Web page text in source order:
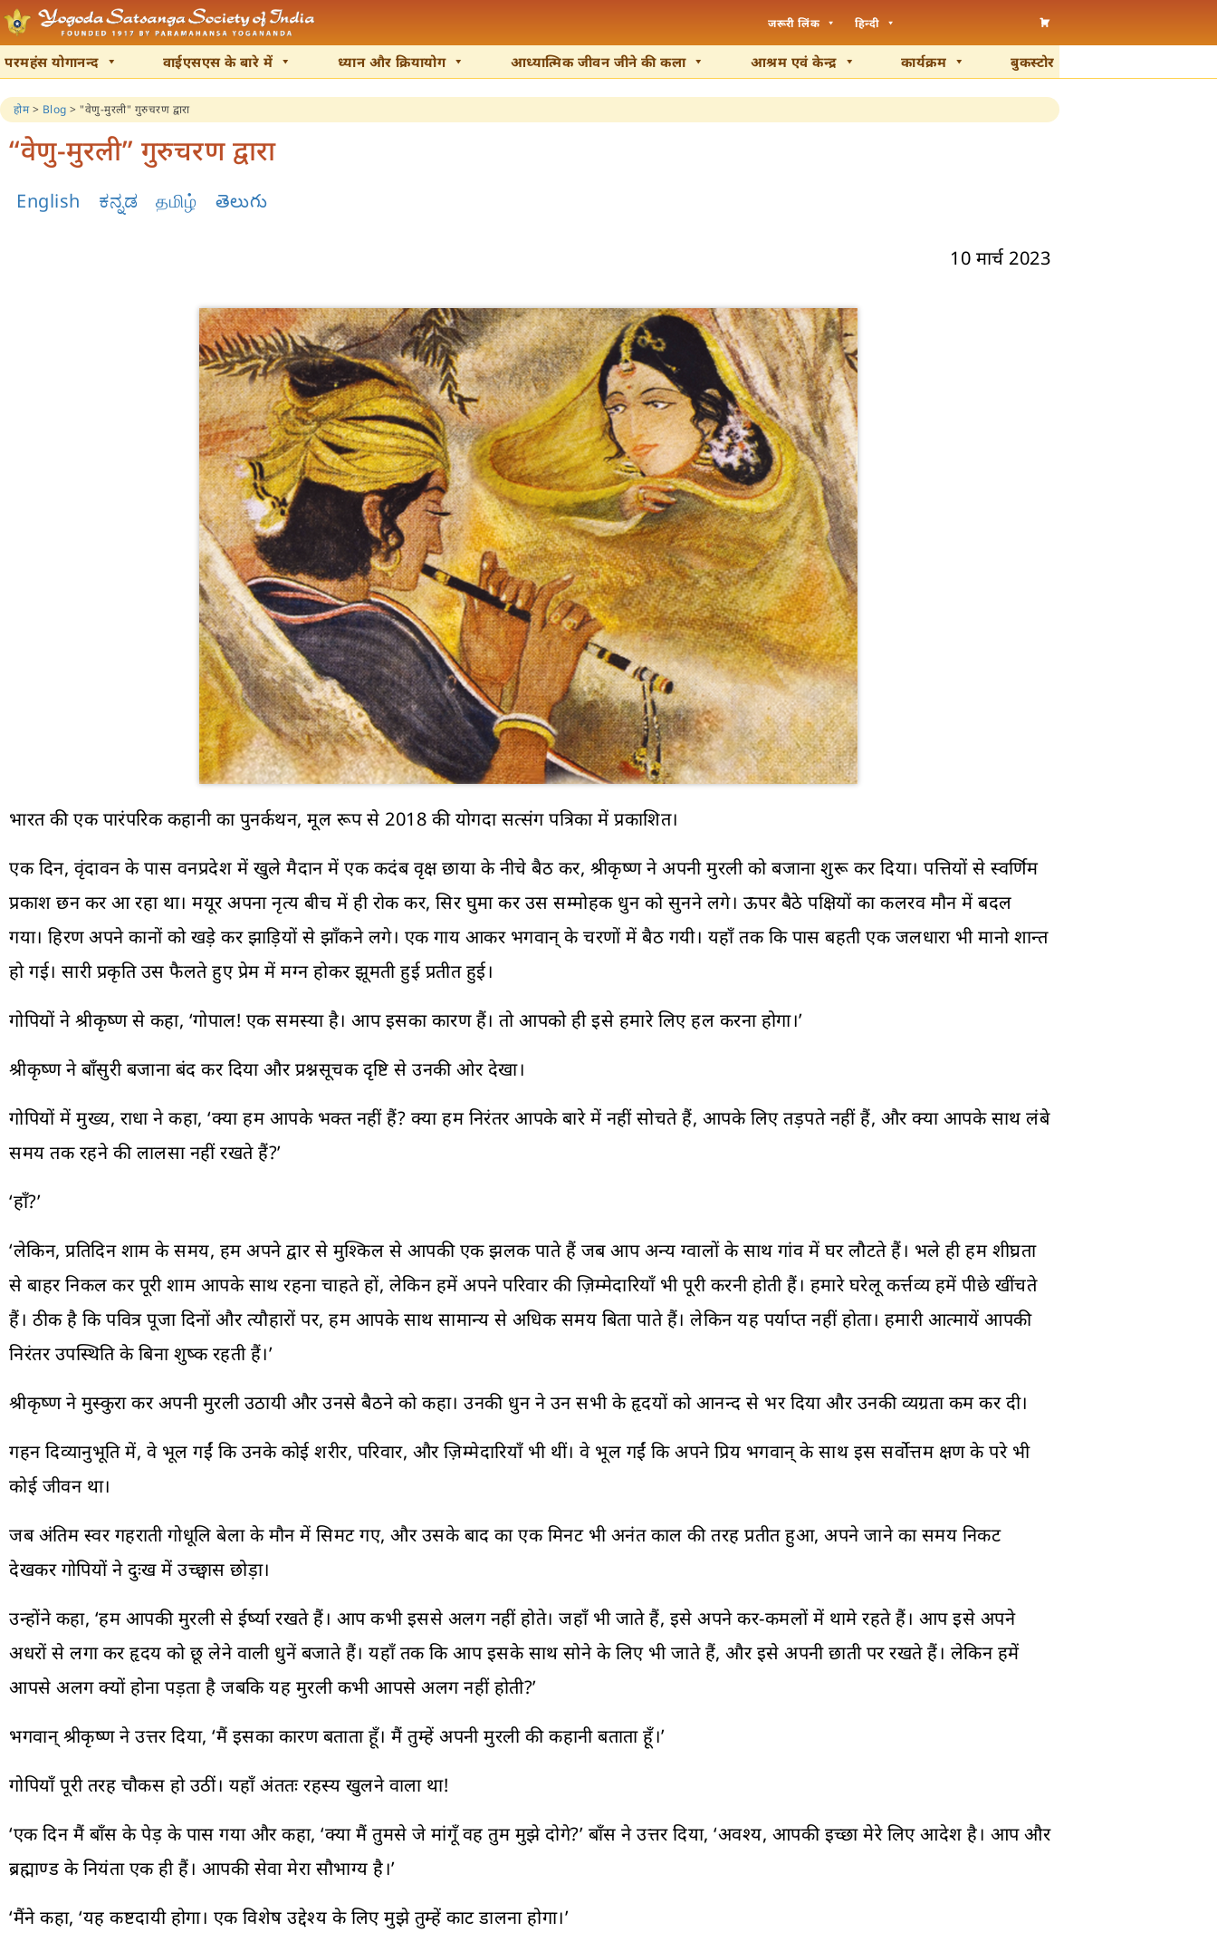
जरूरी लिंक हिन्दी
परमहंस योगानन्द वाईएसएस के बारे में ध्यान और क्रियायोग आध्यात्मिक जीवन जीने की कला आश्रम एवं केन्द्र कार्यक्रम बुकस्टोर
होम> Blog > "वेणु-मुरली" गुरुचरण द्वारा
“वेणु-मुरली” गुरुचरण द्वारा
English ಕನ್ನಡ தமிழ் తెలుగు
10 मार्च 2023
भारत की एक पारंपरिक कहानी का पुनर्कथन, मूल रूप से 2018 की योगदा सत्संग पत्रिका में प्रकाशित।
एक दिन, वृंदावन के पास वनप्रदेश में खुले मैदान में एक कदंब वृक्ष छाया के नीचे बैठ कर, श्रीकृष्ण ने अपनी मुरली को बजाना शुरू कर दिया। पत्तियों से स्वर्णिम
प्रकाश छन कर आ रहा था। मयूर अपना नृत्य बीच में ही रोक कर, सिर घुमा कर उस सम्मोहक धुन को सुनने लगे। ऊपर बैठे पक्षियों का कलरव मौन में बदल
गया। हिरण अपने कानों को खड़े कर झाड़ियों से झाँकने लगे। एक गाय आकर भगवान् के चरणों में बैठ गयी। यहाँ तक कि पास बहती एक जलधारा भी मानो शान्त
हो गई। सारी प्रकृति उस फैलते हुए प्रेम में मग्न होकर झूमती हुई प्रतीत हुई।
गोपियों ने श्रीकृष्ण से कहा, ‘गोपाल! एक समस्या है। आप इसका कारण हैं। तो आपको ही इसे हमारे लिए हल करना होगा।’
श्रीकृष्ण ने बाँसुरी बजाना बंद कर दिया और प्रश्नसूचक दृष्टि से उनकी ओर देखा।
गोपियों में मुख्य, राधा ने कहा, ‘क्या हम आपके भक्त नहीं हैं? क्या हम निरंतर आपके बारे में नहीं सोचते हैं, आपके लिए तड़पते नहीं हैं, और क्या आपके साथ लंबे
समय तक रहने की लालसा नहीं रखते हैं?’
‘हाँ?’
‘लेकिन, प्रतिदिन शाम के समय, हम अपने द्वार से मुश्किल से आपकी एक झलक पाते हैं जब आप अन्य ग्वालों के साथ गांव में घर लौटते हैं। भले ही हम शीघ्रता
से बाहर निकल कर पूरी शाम आपके साथ रहना चाहते हों, लेकिन हमें अपने परिवार की ज़िम्मेदारियाँ भी पूरी करनी होती हैं। हमारे घरेलू कर्त्तव्य हमें पीछे खींचते
हैं। ठीक है कि पवित्र पूजा दिनों और त्यौहारों पर, हम आपके साथ सामान्य से अधिक समय बिता पाते हैं। लेकिन यह पर्याप्त नहीं होता। हमारी आत्मायें आपकी
निरंतर उपस्थिति के बिना शुष्क रहती हैं।’
श्रीकृष्ण ने मुस्कुरा कर अपनी मुरली उठायी और उनसे बैठने को कहा। उनकी धुन ने उन सभी के हृदयों को आनन्द से भर दिया और उनकी व्यग्रता कम कर दी।
गहन दिव्यानुभूति में, वे भूल गईं कि उनके कोई शरीर, परिवार, और ज़िम्मेदारियाँ भी थीं। वे भूल गईं कि अपने प्रिय भगवान् के साथ इस सर्वोत्तम क्षण के परे भी
कोई जीवन था।
जब अंतिम स्वर गहराती गोधूलि बेला के मौन में सिमट गए, और उसके बाद का एक मिनट भी अनंत काल की तरह प्रतीत हुआ, अपने जाने का समय निकट
देखकर गोपियों ने दुःख में उच्छ्वास छोड़ा।
उन्होंने कहा, ‘हम आपकी मुरली से ईर्ष्या रखते हैं। आप कभी इससे अलग नहीं होते। जहाँ भी जाते हैं, इसे अपने कर-कमलों में थामे रहते हैं। आप इसे अपने
अधरों से लगा कर हृदय को छू लेने वाली धुनें बजाते हैं। यहाँ तक कि आप इसके साथ सोने के लिए भी जाते हैं, और इसे अपनी छाती पर रखते हैं। लेकिन हमें
आपसे अलग क्यों होना पड़ता है जबकि यह मुरली कभी आपसे अलग नहीं होती?’
भगवान् श्रीकृष्ण ने उत्तर दिया, ‘मैं इसका कारण बताता हूँ। मैं तुम्हें अपनी मुरली की कहानी बताता हूँ।’
गोपियाँ पूरी तरह चौकस हो उठीं। यहाँ अंततः रहस्य खुलने वाला था!
‘एक दिन मैं बाँस के पेड़ के पास गया और कहा, ‘क्या मैं तुमसे जे मांगूँ वह तुम मुझे दोगे?’ बाँस ने उत्तर दिया, ‘अवश्य, आपकी इच्छा मेरे लिए आदेश है। आप और
ब्रह्माण्ड के नियंता एक ही हैं। आपकी सेवा मेरा सौभाग्य है।’
‘मैंने कहा, ‘यह कष्टदायी होगा। एक विशेष उद्देश्य के लिए मुझे तुम्हें काट डालना होगा।’